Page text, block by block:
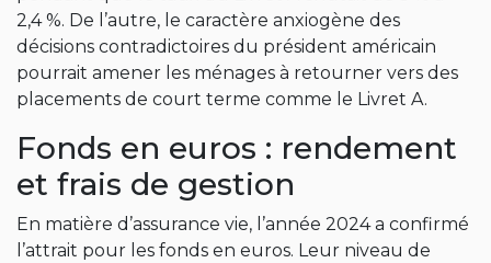
2,4 %. De l’autre, le caractère anxiogène des
décisions contradictoires du président américain
pourrait amener les ménages à retourner vers des
placements de court terme comme le Livret A.
Fonds en euros : rendement
et frais de gestion
En matière d’assurance vie, l’année 2024 a confirmé
l’attrait pour les fonds en euros. Leur niveau de